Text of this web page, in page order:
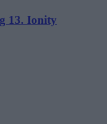
13. Ionity